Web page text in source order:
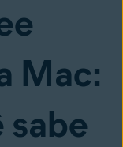
Mac:
sabe